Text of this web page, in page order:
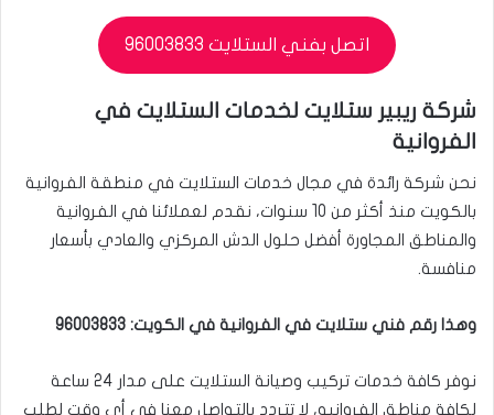
اتصل بفني الستلايت 96003833
شركة ريبير ستلايت لخدمات الستلايت في
الفروانية
نحن شركة رائدة في مجال خدمات الستلايت في منطقة الفروانية
بالكويت منذ أكثر من 10 سنوات، نقدم لعملائنا في الفروانية
والمناطق المجاورة أفضل حلول الدش المركزي والعادي بأسعار
منافسة.
وهذا رقم فني ستلايت في الفروانية في الكويت: 96003833
نوفر كافة خدمات تركيب وصيانة الستلايت على مدار 24 ساعة
لكافة مناطق الفروانيه، لا تتردد بالتواصل معنا في أي وقت لطلب